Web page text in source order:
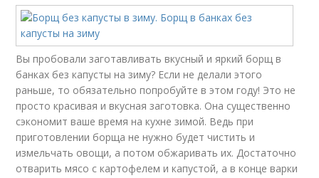
Вы пробовали заготавливать вкусный и яркий борщ в
банках без капусты на зиму? Если не делали этого
раньше, то обязательно попробуйте в этом году! Это не
просто красивая и вкусная заготовка. Она существенно
сэкономит ваше время на кухне зимой. Ведь при
приготовлении борща не нужно будет чистить и
измельчать овощи, а потом обжаривать их. Достаточно
отварить мясо с картофелем и капустой, а в конце варки